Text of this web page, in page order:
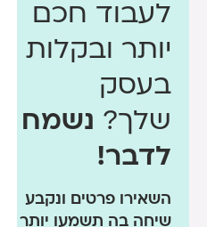
לעבוד חכם
יותר ובקלות
בעסק
שלך? נשמח
לדבר!
השאירו פרטים ונקבע
שיחה בה תשמעו יותר